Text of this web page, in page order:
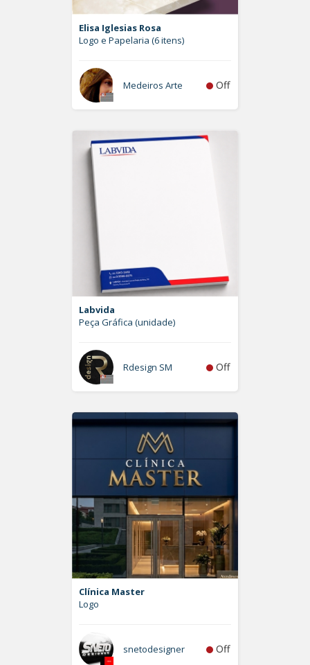
Elisa Iglesias Rosa
Logo e Papelaria (6 itens)
Medeiros Arte Off
Labvida
Peça Gráfica (unidade)
Rdesign SM Off
Clínica Master
Logo
snetodesigner Off